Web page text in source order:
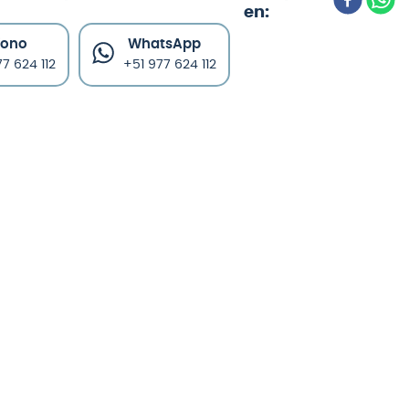
624 112
WhatsApp
+51 977 624 112